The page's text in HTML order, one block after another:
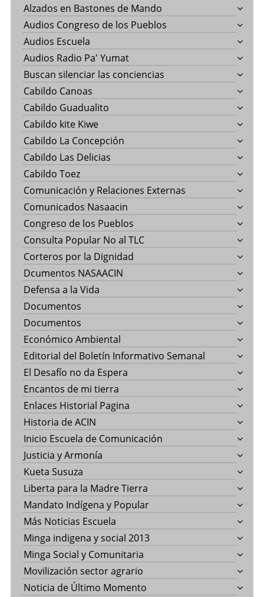
Alzados en Bastones de Mando
Audios Congreso de los Pueblos
Audios Escuela
Audios Radio Pa' Yumat
Buscan silenciar las conciencias
Cabildo Canoas
Cabildo Guadualito
Cabildo kite Kiwe
Cabildo La Concepción
Cabildo Las Delicias
Cabildo Toez
Comunicación y Relaciones Externas
Comunicados Nasaacin
Congreso de los Pueblos
Consulta Popular No al TLC
Corteros por la Dignidad
Dcumentos NASAACIN
Defensa a la Vida
Documentos
Documentos
Económico Ambiental
Editorial del Boletín Informativo Semanal
El Desafío no da Espera
Encantos de mi tierra
Enlaces Historial Pagina
Historia de ACIN
Inicio Escuela de Comunicación
Justicia y Armonía
Kueta Susuza
Liberta para la Madre Tierra
Mandato Indígena y Popular
Más Noticias Escuela
Minga indigena y social 2013
Minga Social y Comunitaria
Movilización sector agrario
Noticia de Último Momento